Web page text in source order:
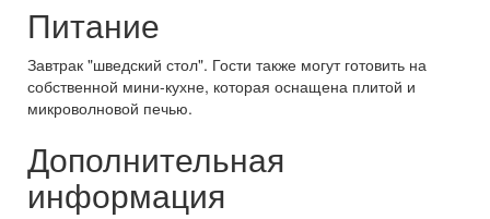
Питание
Завтрак "шведский стол". Гости также могут готовить на
собственной мини-кухне, которая оснащена плитой и
микроволновой печью.
Дополнительная
информация